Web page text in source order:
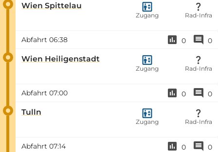
Wien Spittelau
Zugang Rad-Infra
Abfahrt 06:38 0 0
Wien Heiligenstadt
Zugang Rad-Infra
Abfahrt 07:00 0 0
Tulln
Zugang Rad-Infra
Abfahrt 07:14 0 0